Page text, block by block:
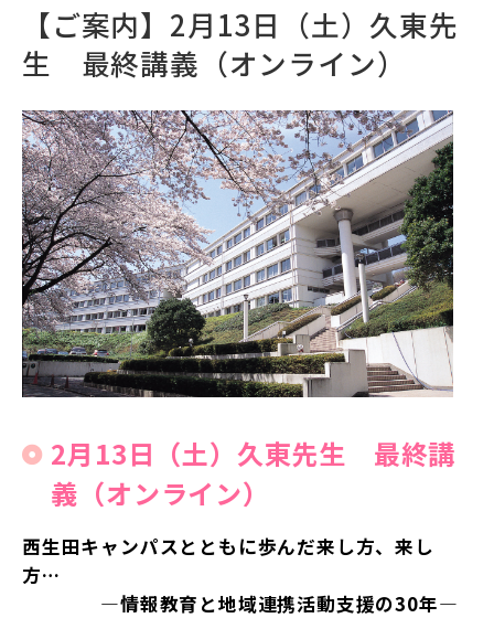
【ご案内】2月13日（土）久東先
生 最終講義（オンライン）
2月13日（土）久東先生 最終講
義（オンライン）
西生田キャンパスとともに歩んだ来し方、来し
方…
—情報教育と地域連携活動支援の30年—